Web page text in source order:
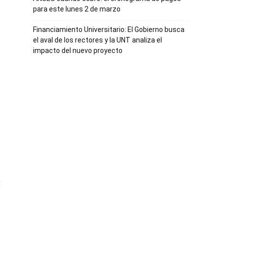
para este lunes 2 de marzo
Financiamiento Universitario: El Gobierno busca
el aval de los rectores y la UNT analiza el
impacto del nuevo proyecto